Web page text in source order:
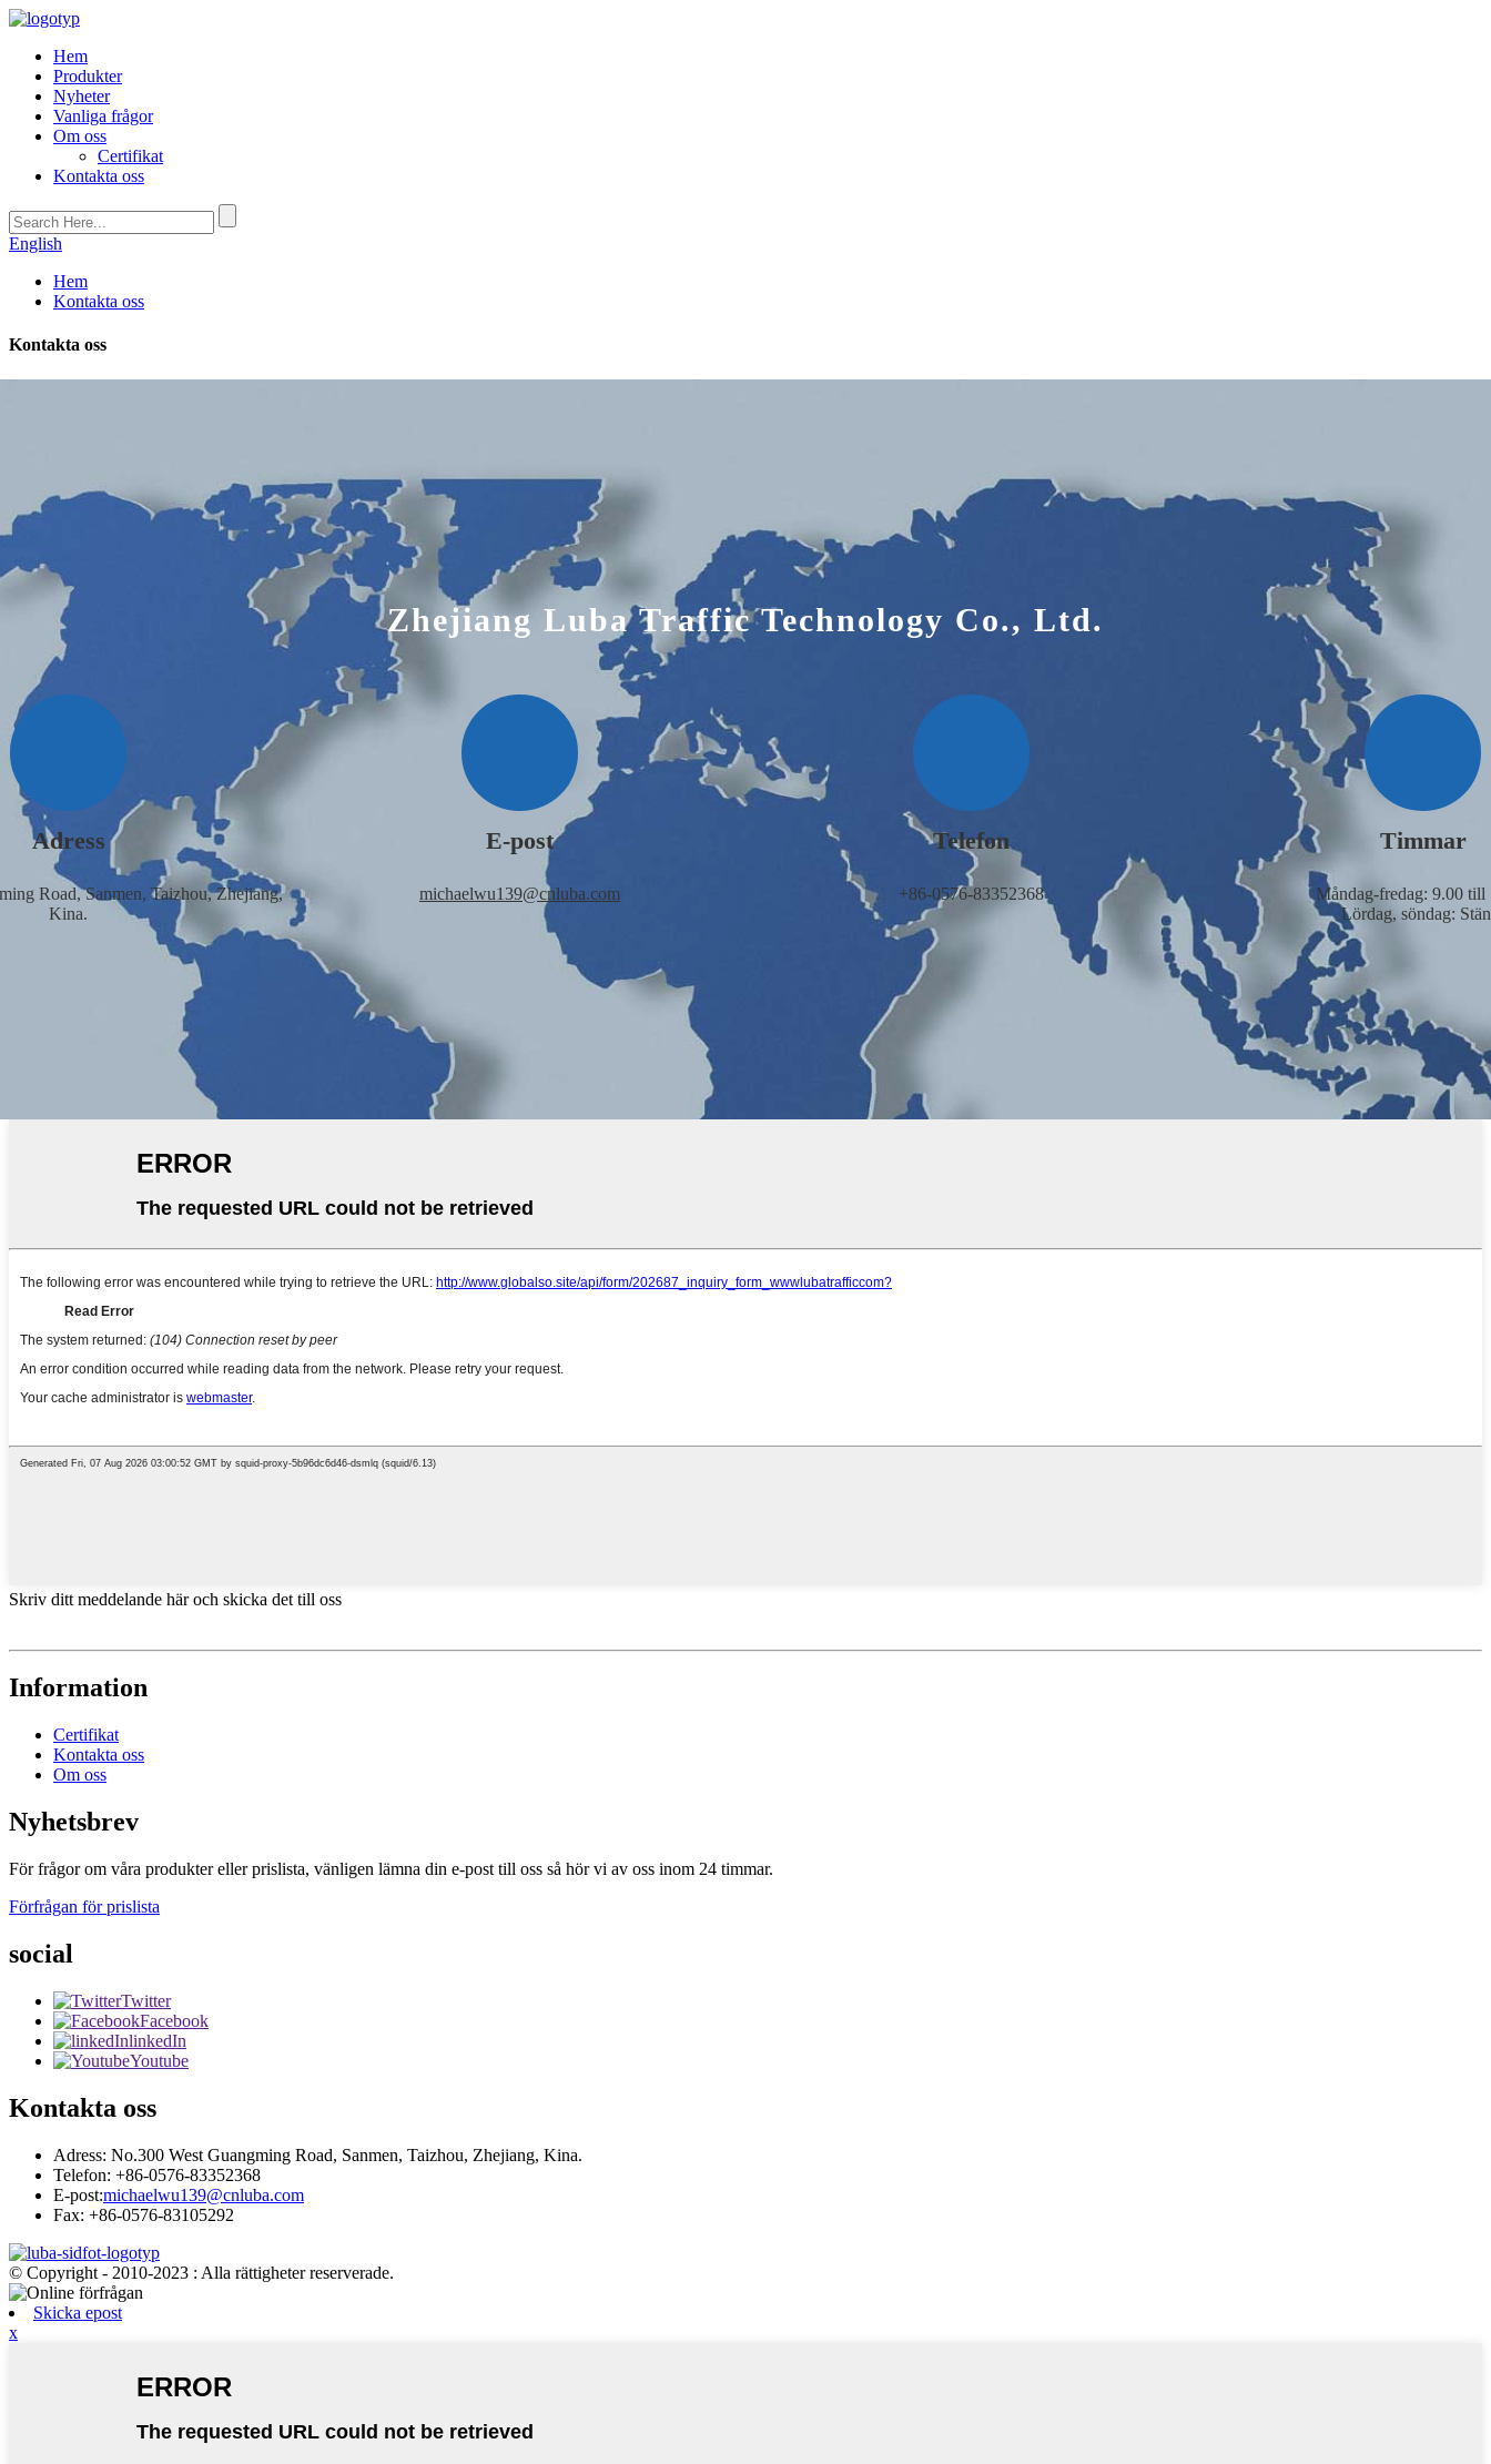
Hem
Produkter
Nyheter
Vanliga frågor
Om oss
Certifikat
Kontakta oss
English
Hem
Kontakta oss
Kontakta oss
Zhejiang Luba Traffic Technology Co., Ltd.
Adress
Road, Sanmen, Taizhou, Zhejiang,
Kina.
E-post
michaelwu139@cnluba.com
Telefon
+86-0576-83352368
Timmar
Måndag-fredag: 9.00 till
Lördag, söndag:
Skriv ditt meddelande här och skicka det till oss
Information
Certifikat
Kontakta oss
Om oss
Nyhetsbrev
För frågor om våra produkter eller prislista, vänligen lämna din e-post till oss så hör vi av oss inom 24 timmar.
Förfrågan för prislista
social
Twitter
Facebook
linkedIn
Youtube
Kontakta oss
Adress: No.300 West Guangming Road, Sanmen, Taizhou, Zhejiang, Kina.
Telefon: +86-0576-83352368
E-post:michaelwu139@cnluba.com
Fax: +86-0576-83105292
© Copyright - 2010-2023 : Alla rättigheter reserverade.
Skicka epost
x